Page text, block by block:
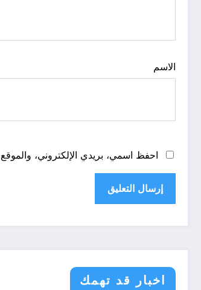
الاسم
احفظ اسمي، بريدي الإلكتروني،
اخبار قد تهمك